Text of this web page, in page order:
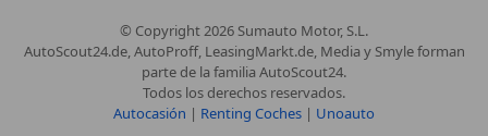
© Copyright2026 Sumauto Motor, S.L.
AutoScout24.de, AutoProff, LeasingMarkt.de, Media y Smyle forman
parte de la familia AutoScout24.
Todos los derechos reservados.
Autocasión | Renting Coches | Unoauto